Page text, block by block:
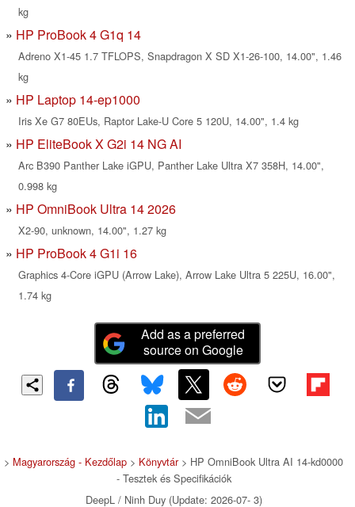
kg
HP ProBook 4 G1q 14
Adreno X1-45 1.7 TFLOPS, Snapdragon X SD X1-26-100, 14.00", 1.46
kg
HP Laptop 14-ep1000
Iris Xe G7 80EUs, Raptor Lake-U Core 5 120U, 14.00", 1.4 kg
HP EliteBook X G2i 14 NG AI
Arc B390 Panther Lake iGPU, Panther Lake Ultra X7 358H, 14.00",
0.998 kg
HP OmniBook Ultra 14 2026
X2-90, unknown, 14.00", 1.27 kg
HP ProBook 4 G1i 16
Graphics 4-Core iGPU (Arrow Lake), Arrow Lake Ultra 5 225U, 16.00",
1.74 kg
Add as a preferred
source on Google
> Magyarország - Kezdőlap > Könyvtár> HP OmniBook Ultra AI 14-kd0000
- Tesztek és Specifikációk
DeepL / Ninh Duy (Update: 2026-07- 3)